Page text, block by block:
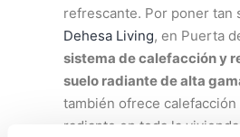
refrescante. Por poner tan
Dehesa Living, en Puerta
sistema de calefacción y
suelo radiante de alta
también ofrece
radiante en toda la